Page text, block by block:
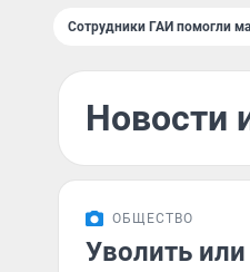
Сотрудники ГАИ помогли
Новости
ОБЩЕСТВО
Уволить